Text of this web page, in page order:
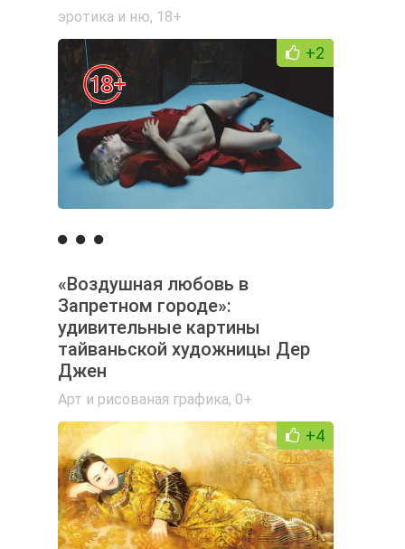
эротика и ню, 18+
+2
«Воздушная любовь в
Запретном городе»:
удивительные картины
тайваньской художницы Дер
Джен
Арт и рисованая графика, 0+
+4